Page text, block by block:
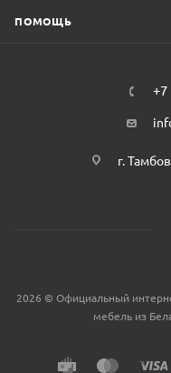
ПОМОЩЬ
+7
г.
2026 © Официальный
мебель из